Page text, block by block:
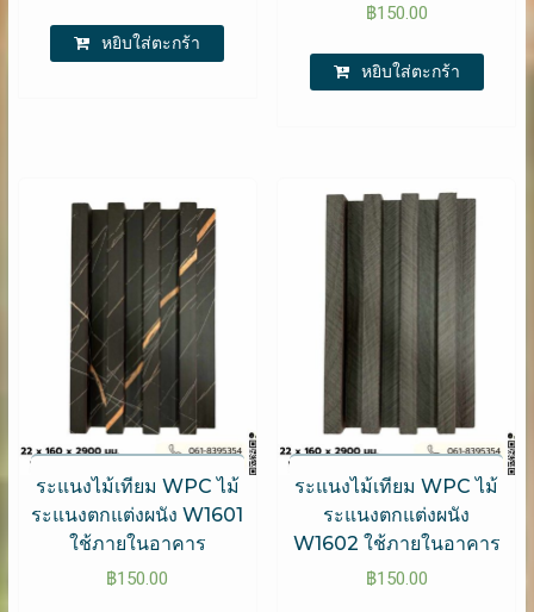
หยิบใส่ตะกร้า
฿150.00
หยิบใส่ตะกร้า
ระแนงไม้เทียม WPC ไม้
ระแนงตกแต่งผนัง W1601
ใช้ภายในอาคาร
฿150.00
ระแนงไม้เทียม WPC ไม้
ระแนงตกแต่งผนัง
W1602 ใช้ภายในอาคาร
฿150.00